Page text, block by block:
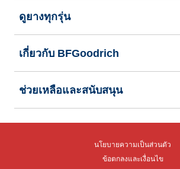
ดูยางทุกรุ่น
เกี่ยวกับ BFGoodrich
ช่วยเหลือและสนับสนุน
นโยบายความเป็นส่วนตัว
ข้อตกลงและเงื่อนไข